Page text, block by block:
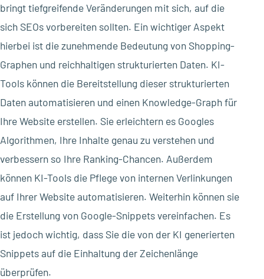
bringt tiefgreifende Veränderungen mit sich, auf die
sich SEOs vorbereiten sollten. Ein wichtiger Aspekt
hierbei ist die zunehmende Bedeutung von Shopping-
Graphen und reichhaltigen strukturierten Daten. KI-
Tools können die Bereitstellung dieser strukturierten
Daten automatisieren und einen Knowledge-Graph für
Ihre Website erstellen. Sie erleichtern es Googles
Algorithmen, Ihre Inhalte genau zu verstehen und
verbessern so Ihre Ranking-Chancen. Außerdem
können KI-Tools die Pflege von internen Verlinkungen
auf Ihrer Website automatisieren. Weiterhin können sie
die Erstellung von Google-Snippets vereinfachen. Es
ist jedoch wichtig, dass Sie die von der KI generierten
Snippets auf die Einhaltung der Zeichenlänge
überprüfen.